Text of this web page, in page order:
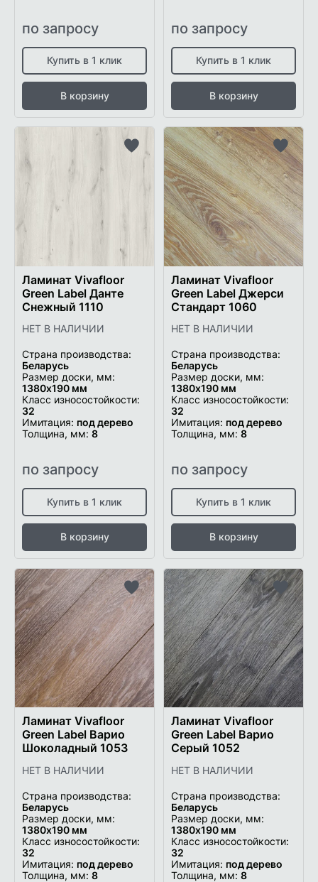
по запросу
Купить в 1 клик
В корзину
по запросу
Купить в 1 клик
В корзину
Добавить
список
желаемого
Ламинат Vivafloor
Green Label Данте
Снежный 1110
НЕТ В НАЛИЧИИ
Страна производства:
Беларусь
Размер доски, мм:
1380х190 мм
Класс износостойкости:
32
Имитация: под дерево
Толщина, мм:8
по запросу
Купить в 1 клик
В корзину
в
список
Ламинат Vivafloor
Green Label Джерси
Стандарт 1060
НЕТ В НАЛИЧИИ
Страна производства:
Беларусь
Размер доски, мм:
1380х190 мм
Класс износостойкости:
32
Имитация: под дерево
Толщина, мм:8
по запросу
Купить в 1 клик
В корзину
Добавить
в
список
желаемого
Ламинат Vivafloor
Green Label Варио
Шоколадный 1053
НЕТ В НАЛИЧИИ
Страна производства:
Беларусь
Размер доски, мм:
1380х190 мм
Класс износостойкости:
32
Имитация: под дерево
Толщина, мм:8
в
список
Ламинат Vivafloor
Green Label Варио
Серый 1052
НЕТ В НАЛИЧИИ
Страна производства:
Беларусь
Размер доски, мм:
1380х190 мм
Класс износостойкости:
32
Имитация: под дерево
Толщина, мм:8